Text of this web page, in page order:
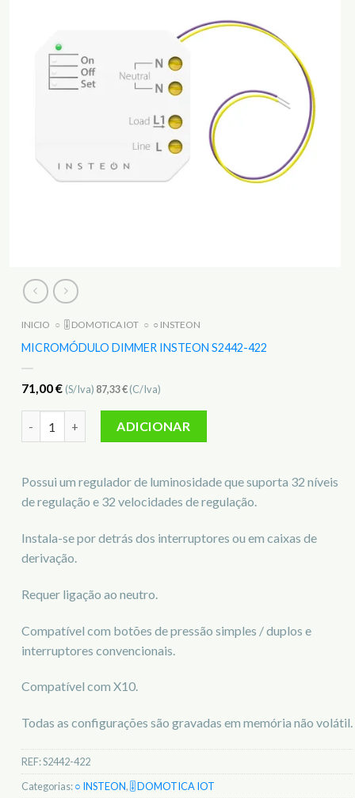
INICIO ○ 🎚️ DOMOTICA IOT ○ ○ INSTEON
MICROMÓDULO DIMMER INSTEON S2442-422
71,00€ (S/Iva) 87,33€(C/Iva)
ADICIONAR
Possui um regulador de luminosidade que suporta 32 níveis
de regulação e 32 velocidades de regulação.
Instala-se por detrás dos interruptores ou em caixas de
derivação.
Requer ligação ao neutro.
Compatível com botões de pressão simples / duplos e
interruptores convencionais.
Compatível com X10.
Todas as configurações são gravadas em memória não volátil.
REF:S2442-422
Categorias:○ INSTEON, 🎚️ DOMOTICA IOT